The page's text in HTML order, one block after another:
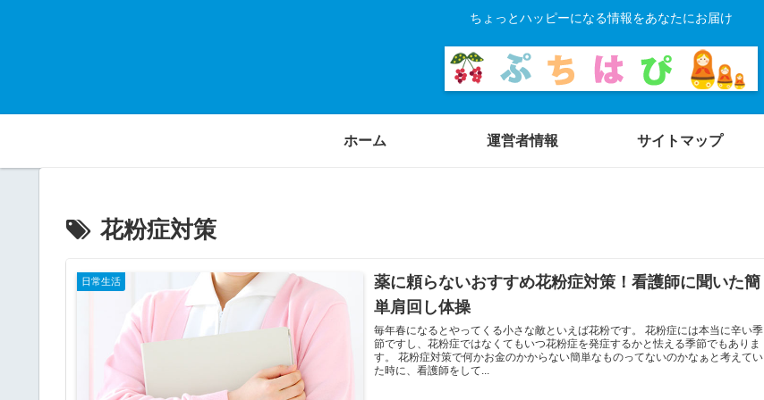
ちょっとハッピーになる情報をあなたにお届け
ホーム 運営者情報 サイトマップ
花粉症対策
日常生活
薬に頼らないおすすめ花粉症対策！看護師に聞いた簡
単肩回し体操
毎年春になるとやってくる小さな敵といえば花粉です。 花粉症には本当に辛い季
節ですし、花粉症ではなくてもいつ花粉症を発症するかと怯える季節でもありま
す。 花粉症対策で何かお金のかからない簡単なものってないのかなぁと考えてい
た時に、看護師をして...